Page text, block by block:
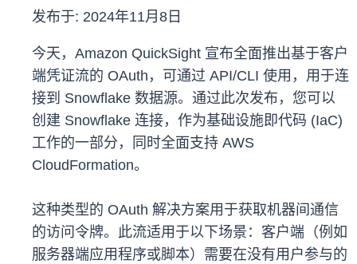
发布于: 2024年11月8日
今天，Amazon QuickSight 宣布全面推出基于客户
端凭证流的 OAuth，可通过 API/CLI 使用，用于连
接到 Snowflake 数据源。通过此次发布，您可以
创建 Snowflake 连接，作为基础设施即代码 (IaC)
工作的一部分，同时全面支持 AWS
CloudFormation。
这种类型的 OAuth 解决方案用于获取机器间通信
的访问令牌。此流适用于以下场景：客户端（例如
服务器端应用程序或脚本）需要在没有用户参与的